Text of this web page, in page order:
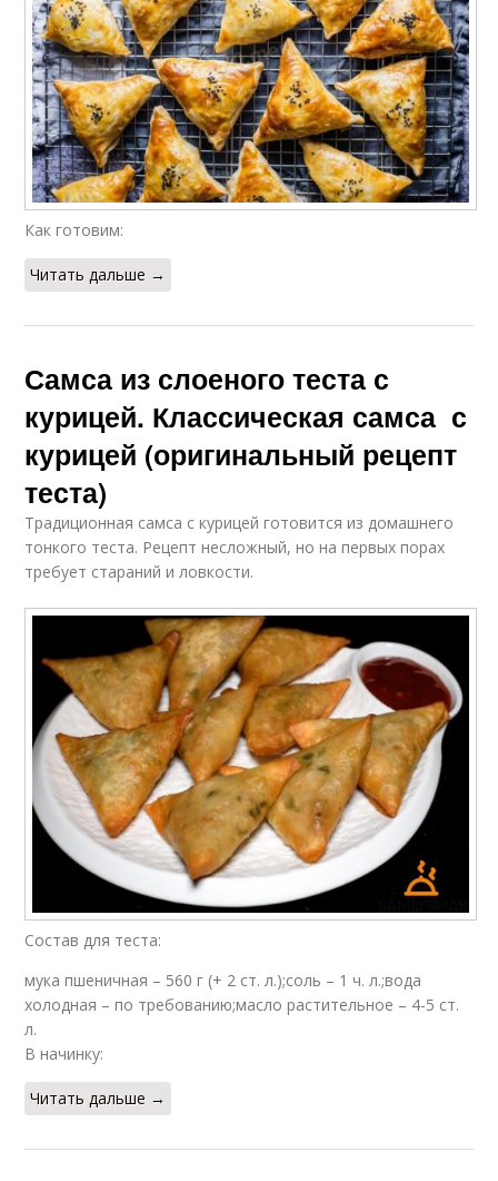
Как готовим:
Читать дальше →
Самса из слоеного теста с
курицей. Классическая самса с
курицей (оригинальный рецепт
теста)
Традиционная самса с курицей готовится из домашнего
тонкого теста. Рецепт несложный, но на первых порах
требует стараний и ловкости.
Состав для теста:
мука пшеничная – 560 г (+ 2 ст. л.);соль – 1 ч. л.;вода
холодная – по требованию;масло растительное – 4-5 ст.
л.
В начинку:
Читать дальше →